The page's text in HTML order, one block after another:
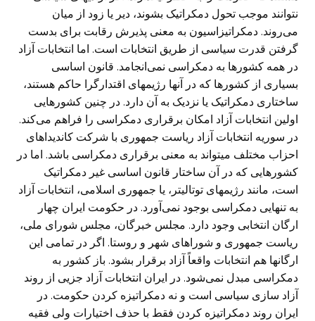
نتوانند موجب تحول دمکراتیک بشوند، دیر یا زود از میان
می‌روند. دمکراتیزاسیون به معنی پذیرش رقابت برای بدست
گرفتن قدرت سیاسی از طریق انتخابات است. اما انتخابات آزاد
در همه کشورها به دمکراسی نمی‌انجامد. قانون اساسی
بسیاری از کشورها که در آنها رژیمهای اقتدارگرا حاکم هستند،
ساختاری دمکراتیک یا نزدیک به آن دارد. در چنین کشورهایی
اولین انتخابات آزاد امکان برقراری دمکراسی را فراهم می‌کند.
در سوریه انتخابات آزاد ریاست جمهوری با شرکت کاندیداهای
احزاب مختلف میتواند به معنی برقراری دمکراسی باشد. اما در
کشورهایی که در آن ساختار قانون اساسی غیر دمکراتیک
است، مانند رژیمهای توتالیتر، یا جمهوری اسلامی، انتخابات آزاد
به تنهایی دمکراسی بوجود نمی‌آورد. در حکومت ایران چهار
ارگان انتخابی وجود دارد. مجلس خبرگان، مجلس شورای ملی،
ریاست جمهوری و شوراهای شهر و روستا. اگر در تمامی این
ارگانها هم انتخابات واقعاً آزاد برقرار بشود. باز کشور به
دمکراسی مبدل نمی‌شود. در ایران انتخابات آزاد جزیی از روند
آزاد سازی سیاسی است و نه دمکراتیزه کردن حکومت. در
ایران روند دمکراتیزه کردن فقط با حذف اختیارات ولی فقیه